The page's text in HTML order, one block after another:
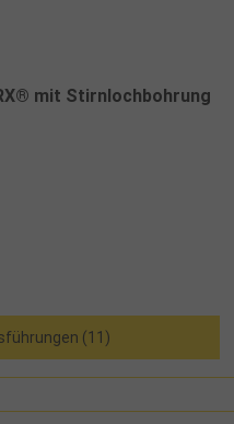
mit Stirnlochbohrung
(11)